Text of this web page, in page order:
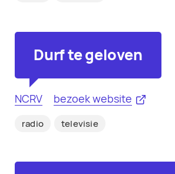
Durf te geloven
NCRV bezoek website
radio televisie